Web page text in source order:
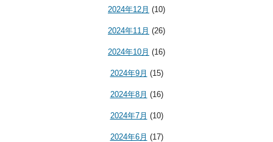
2024年12月 (10)
2024年11月 (26)
2024年10月 (16)
2024年9月 (15)
2024年8月 (16)
2024年7月 (10)
2024年6月 (17)